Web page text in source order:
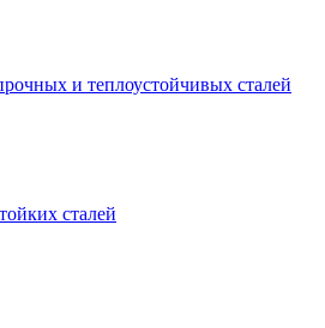
и теплоустойчивых сталей
сталей